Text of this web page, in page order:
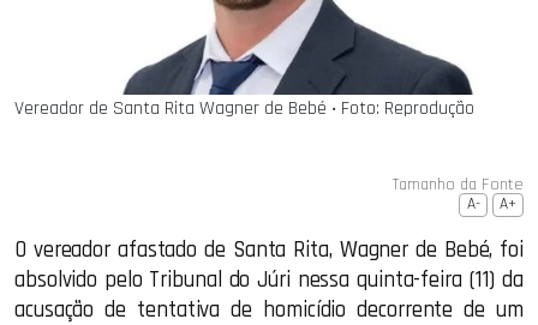
Vereador de Santa Rita Wagner de Bebé ‧ Foto: Reprodução
Tamanho da Fonte
A- A+
O vereador afastado de Santa Rita, Wagner de Bebé, foi
absolvido pelo Tribunal do Júri nessa quinta-feira (11) da
acusação de tentativa de homicídio decorrente de um